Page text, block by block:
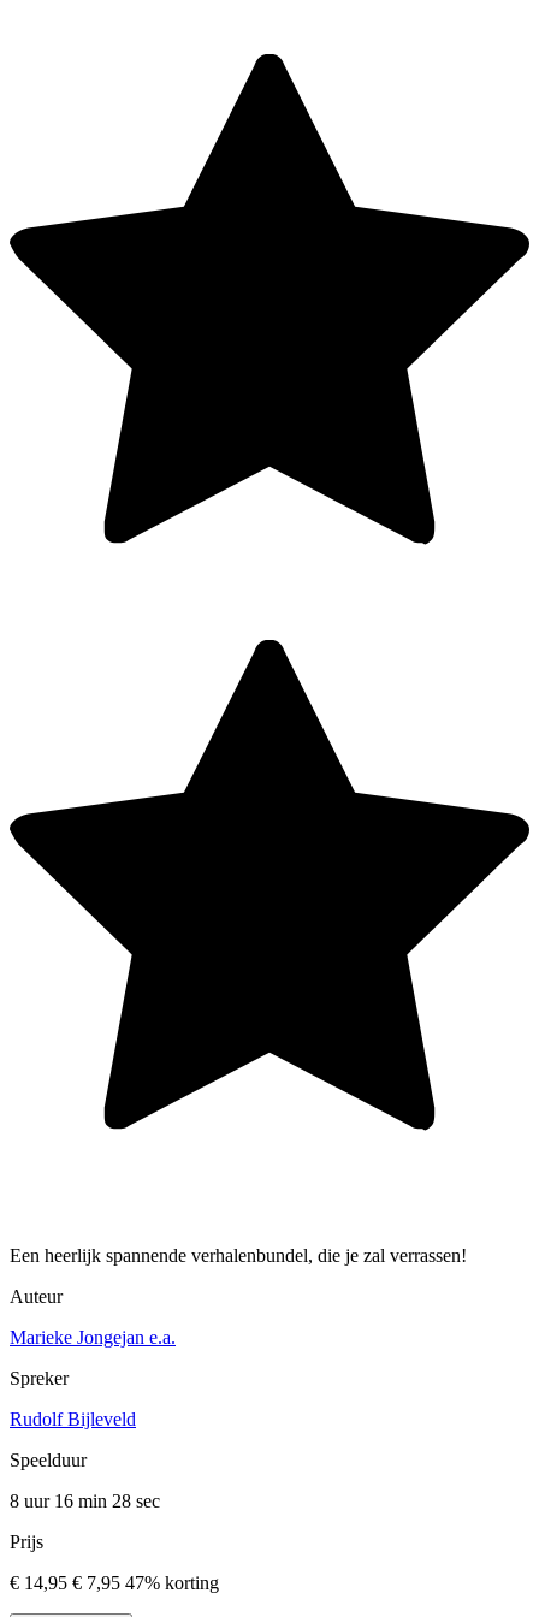
Een heerlijk spannende verhalenbundel, die je zal verrassen!
Auteur
Marieke Jongejan e.a.
Spreker
Rudolf Bijleveld
Speelduur
8 uur 16 min 28 sec
Prijs
€ 14,95 € 7,95 47% korting